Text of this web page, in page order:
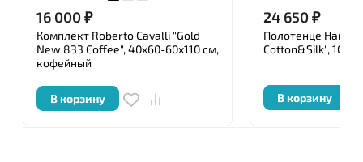
16 000₽
Комплект Roberto Cavalli "Gold
New 833 Coffee", 40x60-60x110 см,
кофейный
В корзину
24 650₽
Полотенце
Cotton&Silk",
В корзину